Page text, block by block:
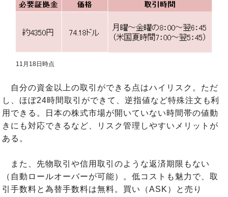
11月18日時点
自分の資金以上の取引ができる点はハイリスク。ただ
し、ほぼ24時間取引ができて、逆指値など特殊注文も利
用できる。日本の株式市場が開いていない時間帯の値動
きにも対応できるなど、リスク管理しやすいメリットが
ある。
また、先物取引や信用取引のような返済期限もない
（自動ロールオーバーが可能）。低コストも魅力で、取
引手数料と為替手数料は無料。買い（ASK）と売り